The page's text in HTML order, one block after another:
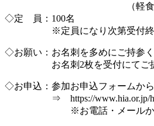
（軽食と飲み物に
◇定 員：100名
※定員になり次第受付終了し
◇お願い：お名刺を多めにご持参く
お名刺2枚を受付にてご提
◇お申込：参加お申込フォームから
⇒ https://www.hia.or.jp/
※お電話・メールからのお